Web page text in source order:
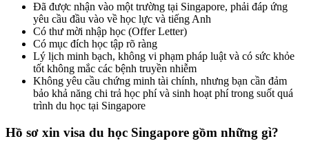
Đã được nhận vào một trường tại Singapore, phải đáp ứng
yêu cầu đầu vào về học lực và tiếng Anh
Có thư mời nhập học (Offer Letter)
Có mục đích học tập rõ ràng
Lý lịch minh bạch, không vi phạm pháp luật và có sức khỏe
tốt không mắc các bệnh truyền nhiễm
Không yêu cầu chứng minh tài chính, nhưng bạn cần đảm
bảo khả năng chi trả học phí và sinh hoạt phí trong suốt quá
trình du học tại Singapore
Hồ sơ xin visa du học Singapore gồm những gì?